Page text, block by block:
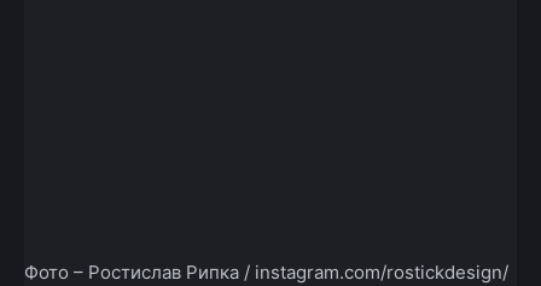
Фото – Ростислав Рипка / instagram.com/rostickdesign/